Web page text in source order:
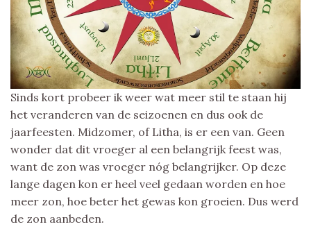
Sinds kort probeer ik weer wat meer stil te staan hij
het veranderen van de seizoenen en dus ook de
jaarfeesten. Midzomer, of Litha, is er een van. Geen
wonder dat dit vroeger al een belangrijk feest was,
want de zon was vroeger nóg belangrijker. Op deze
lange dagen kon er heel veel gedaan worden en hoe
meer zon, hoe beter het gewas kon groeien. Dus werd
de zon aanbeden.